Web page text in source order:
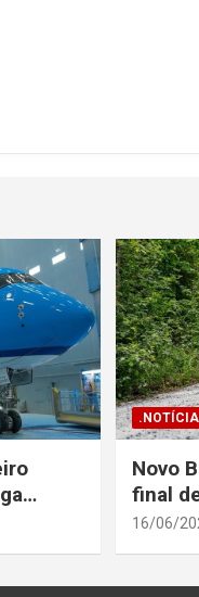
Novo
final
16/06/